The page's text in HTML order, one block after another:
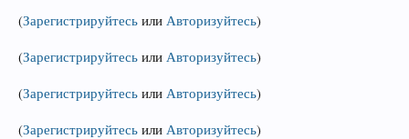
(Зарегистрируйтесь или Авторизуйтесь)
(Зарегистрируйтесь или Авторизуйтесь)
(Зарегистрируйтесь или Авторизуйтесь)
(Зарегистрируйтесь или Авторизуйтесь)